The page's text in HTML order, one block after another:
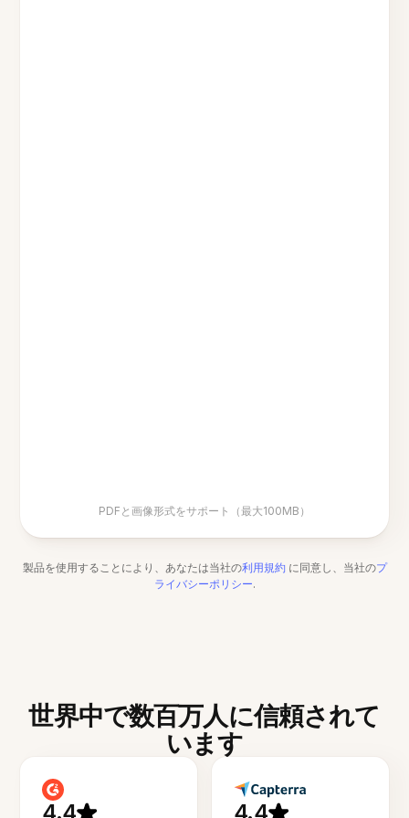
PDFと画像形式をサポート（最大100MB）
製品を使用することにより、あなたは当社の利用規約 に同意し、当社のプ
ライバシーポリシー.
世界中で数百万人に信頼されて
います
4.4 4.4